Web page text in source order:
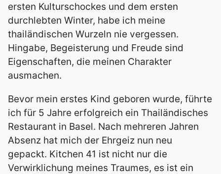
ersten Kulturschockes und dem ersten
durchlebten Winter, habe ich meine
thailändischen Wurzeln nie vergessen.
Hingabe, Begeisterung und Freude sind
Eigenschaften, die meinen Charakter
ausmachen.
Bevor mein erstes Kind geboren wurde, führte
ich für 5 Jahre erfolgreich ein Thailändisches
Restaurant in Basel. Nach mehreren Jahren
Absenz hat mich der Ehrgeiz nun neu
gepackt. Kitchen 41 ist nicht nur die
Verwirklichung meines Traumes, es ist ein